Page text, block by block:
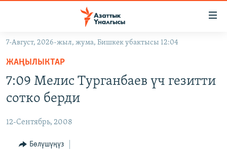
Навигацияга
өтүңүз
салыңызКЫРГЫЗСТАН
ЭКОНОМИКА
МАДАНИЯТ
БОРБОР АЗИЯ
АТАЙЫН ИЛИКТӨӨ
ТВ ПРОГРАММАЛАР
7-Август, 2026-жыл, жума, Бишкек убактысы 12:04
ЖАҢЫЛЫКТАР
7:09 Мелис Турганбаев үч гезитти
сотко берди
12-Сентябрь, 2008
Бөлүшүңүз